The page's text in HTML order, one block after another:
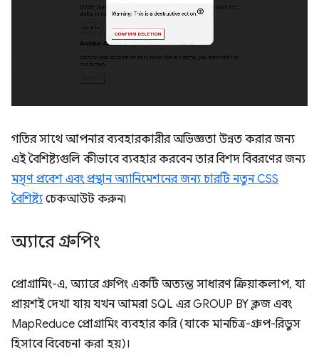
গতির সাথে আপনার ব্যবহারকারীর অভিজ্ঞতা উন্নত করার জন্য
এই বৈশিষ্ট্যগুলি কীভাবে ব্যবহার করবেন তার বিশদ বিবরণের জন্য
মসৃণ প্রবেশ এবং প্রস্থান অ্যানিমেশনের জন্য চারটি নতুন CSS
বৈশিষ্ট্য চেকআউট করুন৷
অ্যারে গ্রুপিং
প্রোগ্রামিং-এ, অ্যারে গ্রুপিং একটি অত্যন্ত সাধারণ ক্রিয়াকলাপ, যা
প্রায়শই দেখা যায় যখন আমরা SQL এর GROUP BY ক্লজ এবং
MapReduce প্রোগ্রামিং ব্যবহার করি (যাকে মানচিত্র-গ্রুপ-রিডুস
হিসাবে বিবেচনা করা হয়)।